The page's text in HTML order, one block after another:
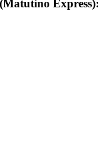
(Matutino Express):